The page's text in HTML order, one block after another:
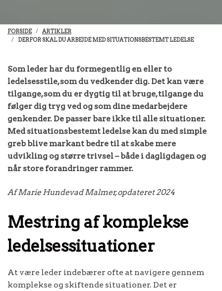
FORSIDE
ARTIKLER
DERFOR SKAL DU ARBEJDE MED SITUATIONSBESTEMT LEDELSE
Som leder har du formegentlig en eller to
ledelsesstile, som du vedkender dig. Det kan være
tilgange, som du er dygtig til at bruge, tilgange du
følger dig tryg ved og som dine medarbejdere
genkender. De passer bare ikke til alle situationer.
Med situationsbestemt ledelse kan du med simple
greb blive markant bedre til at skabe mere
udvikling og større trivsel – både i dagligdagen og
når store forandringer rammer.
Af Marie Hundevad Malmer, opdateret 2024
Mestring af komplekse
ledelsessituationer
At være leder indebærer ofte at navigere gennem
komplekse og skiftende situationer. Det er